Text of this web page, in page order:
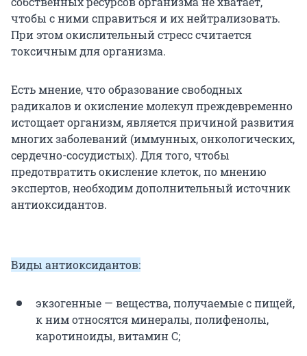
чтобы с ними справиться и их нейтрализовать.
При этом окислительный стресс считается
токсичным для организма.
Есть мнение, что образование свободных
радикалов и окисление молекул преждевременно
истощает организм, является причиной развития
многих заболеваний (иммунных, онкологических,
сердечно-сосудистых). Для того, чтобы
предотвратить окисление клеток, по мнению
экспертов, необходим дополнительный источник
антиоксидантов.
Виды антиоксидантов:
экзогенные — вещества, получаемые с пищей,
к ним относятся минералы, полифенолы,
каротиноиды, витамин С;